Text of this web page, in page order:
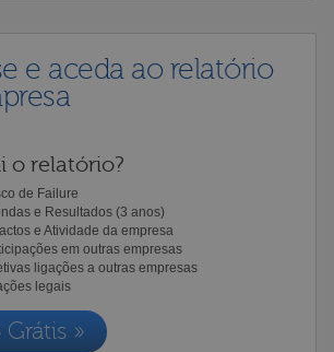
e aceda ao relatório
o relatório?
de Failure
e Resultados (3 anos)
e Atividade da empresa
em outras empresas
ligações a outras empresas
legais
»